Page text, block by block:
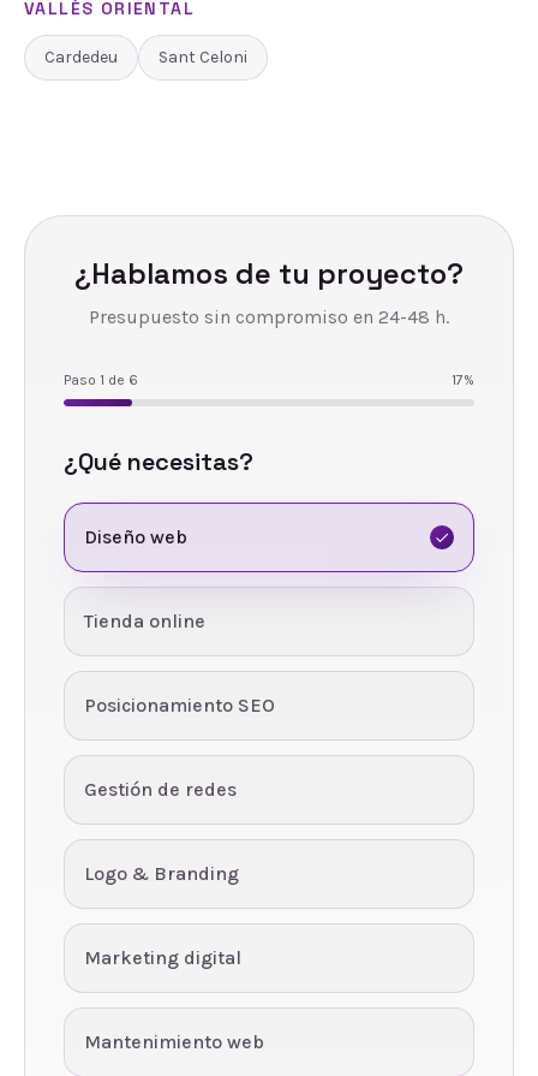
VALLÈS ORIENTAL
Cardedeu Sant Celoni
¿Hablamos de tu proyecto?
Presupuesto sin compromiso en 24-48 h.
Paso 1 de 6 17%
¿Qué necesitas?
Diseño web
Tienda online
Posicionamiento SEO
Gestión de redes
Logo & Branding
Marketing digital
Mantenimiento web